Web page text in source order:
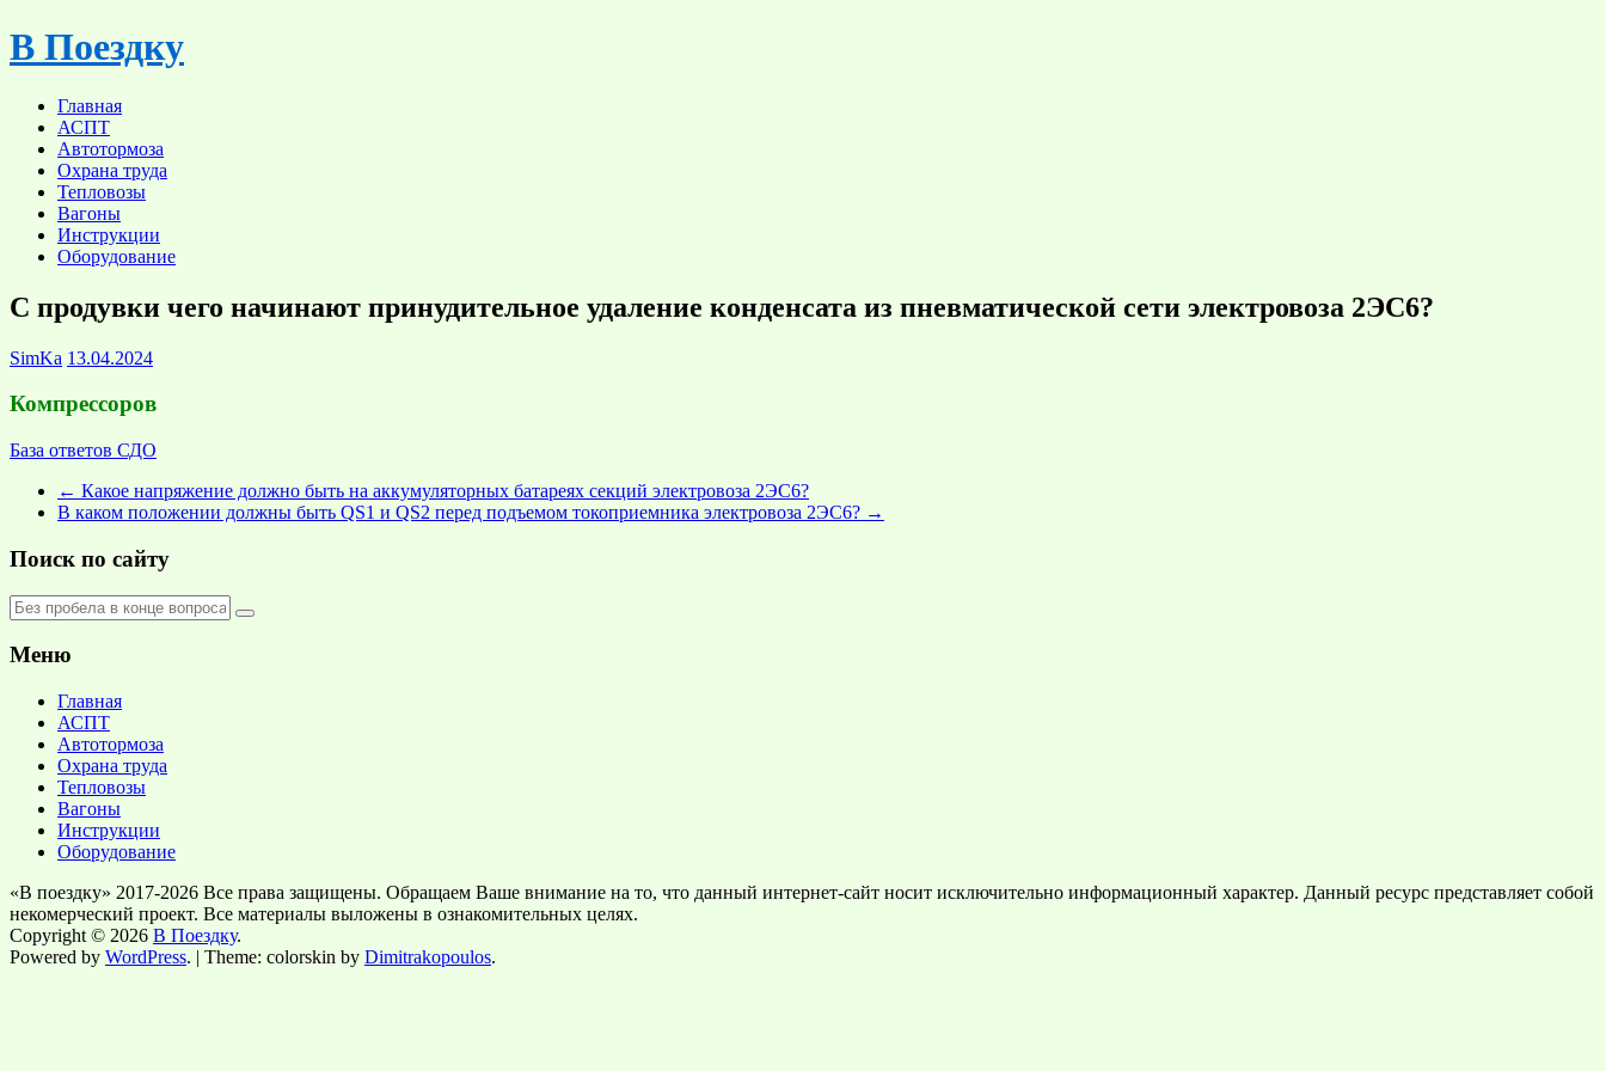
Skip
to
В Поездку
Главная
АСПТ
Автотормоза
Охрана труда
Тепловозы
Вагоны
Инструкции
Оборудование
С продувки чего начинают принудительное удаление конденсата из пневматической сети электровоза 2ЭС6?
SimKa 13.04.2024
Компрессоров
База ответов СДО
← Какое напряжение должно быть на аккумуляторных батареях секций электровоза 2ЭС6?
В каком положении должны быть QS1 и QS2 перед подъемом токоприемника электровоза 2ЭС6? →
Поиск по сайту
Меню
Главная
АСПТ
Автотормоза
Охрана труда
Тепловозы
Вагоны
Инструкции
Оборудование
«В поездку» 2017-2026 Все права защищены. Обращаем Ваше внимание на то, что данный интернет-сайт носит исключительно информационный характер. Данный ресурс представляет собой
некомерческий проект. Все материалы выложены в ознакомительных целях.
Copyright © 2026 В Поездку.
Powered by WordPress. | Theme: colorskin by Dimitrakopoulos.